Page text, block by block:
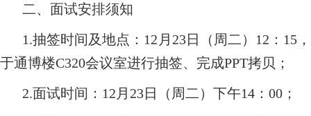
二、面试安排须知
1.抽签时间及地点：12月23日（周二）12：15，
于通博楼C320会议室进行抽签、完成PPT拷贝；
2.面试时间：12月23日（周二）下午14：00；